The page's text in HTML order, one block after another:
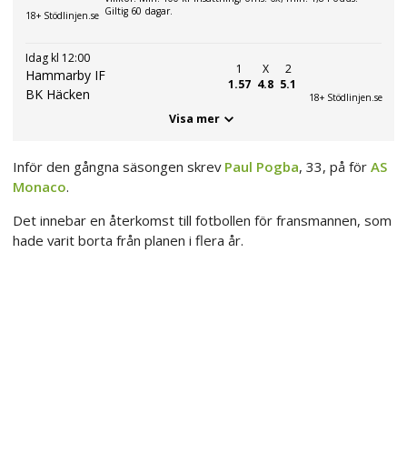
18+ Stödlinjen.se Giltig 60 dagar.
Idag kl 12:00
Hammarby IF
BK Häcken
1
1.57
X
4.8
2
5.1
18+ Stödlinjen.se
Visa mer
Inför den gångna säsongen skrev Paul Pogba, 33, på för AS
Monaco.
Det innebar en återkomst till fotbollen för fransmannen, som
hade varit borta från planen i flera år.